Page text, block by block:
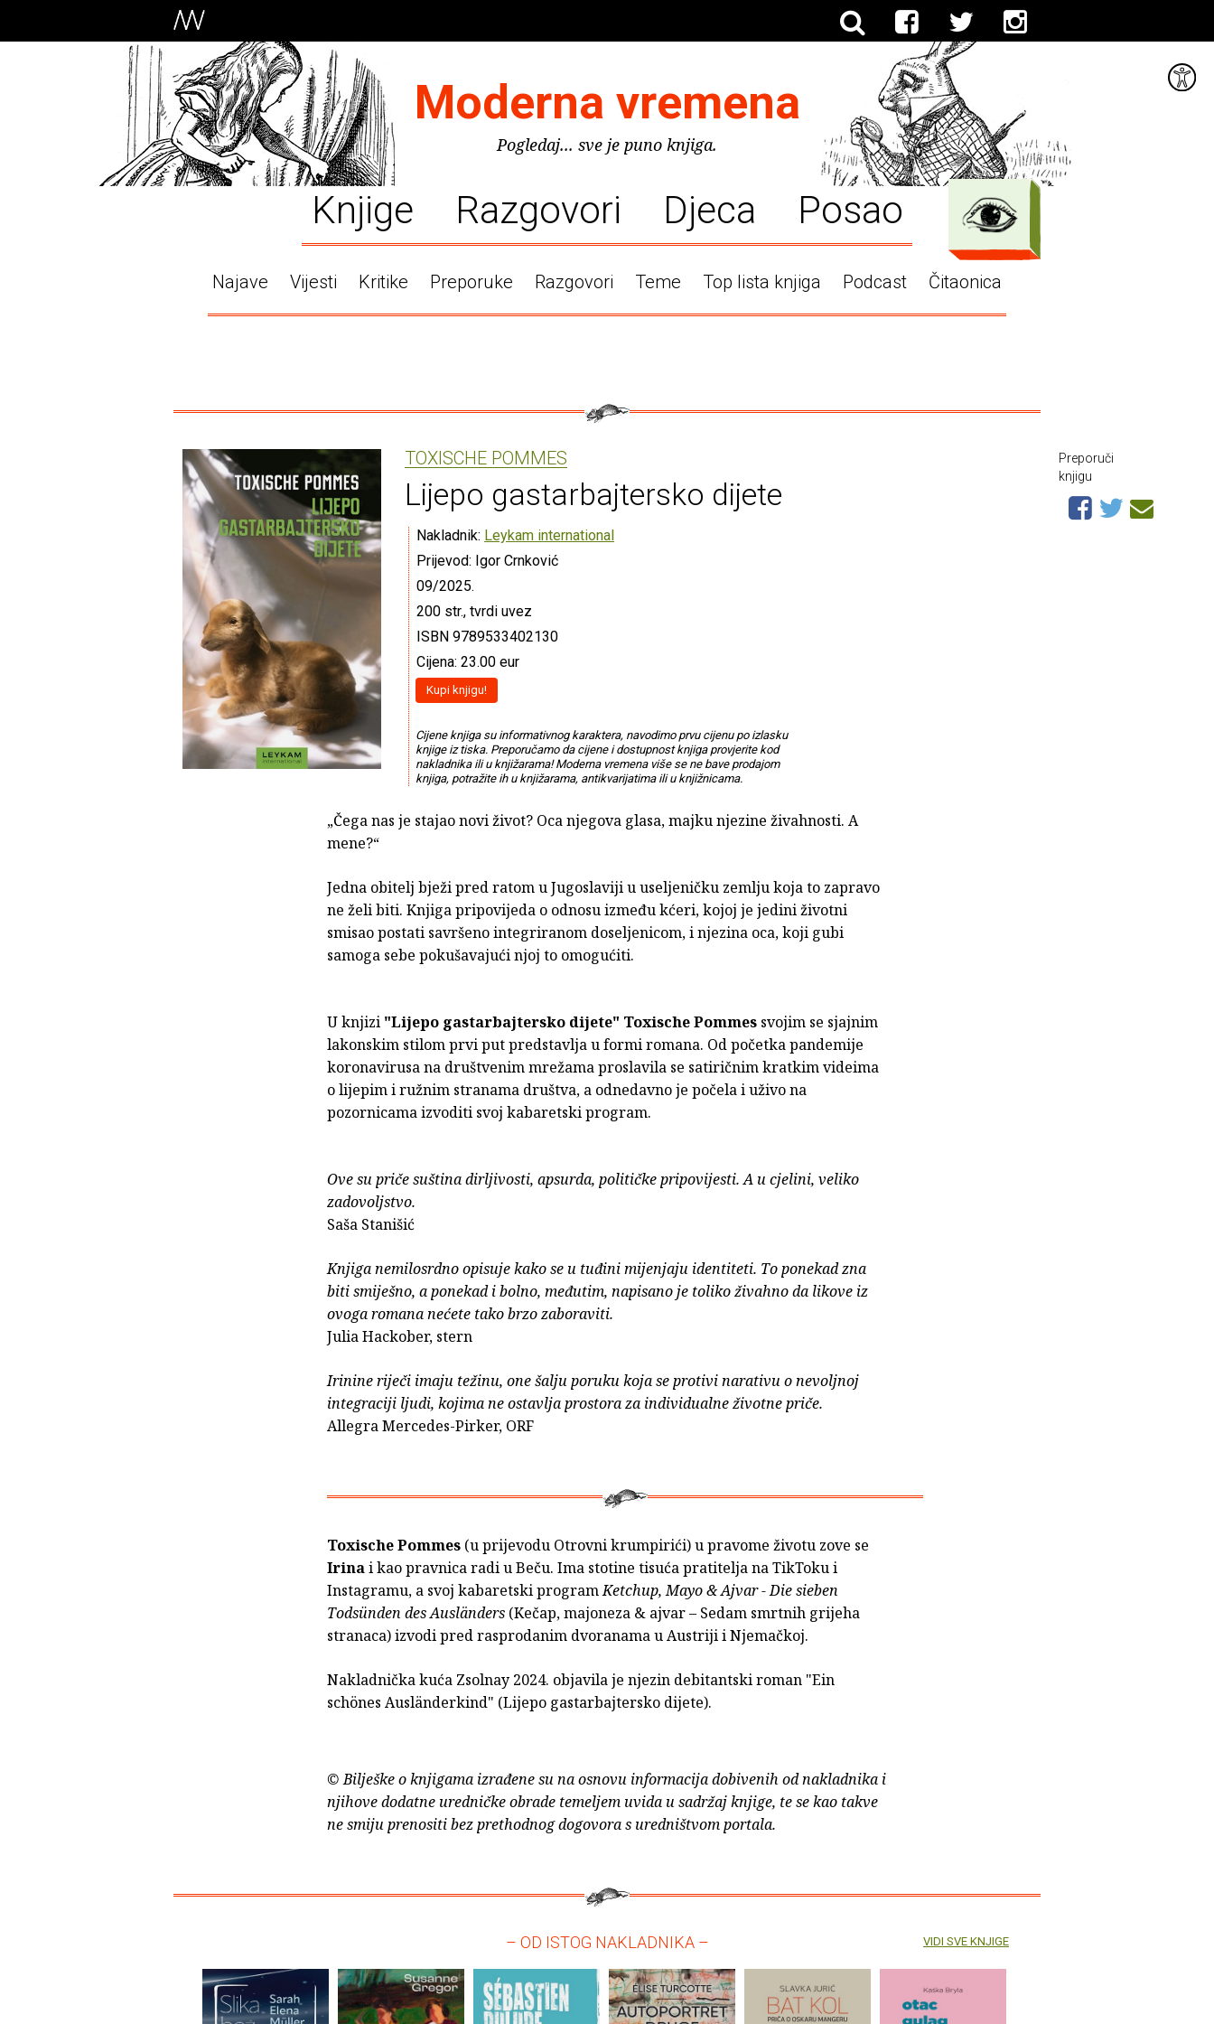
Moderna vremena
Pogledaj... sve je puno knjiga.
Knjige Razgovori Djeca Posao
Najave Vijesti Kritike Preporuke Razgovori Teme Top lista knjiga Podcast Čitaonica
TOXISCHE POMMES
Lijepo gastarbajtersko dijete
Nakladnik: Leykam international
Prijevod: Igor Crnković
09/2025.
200 str., tvrdi uvez
ISBN 9789533402130
Cijena: 23.00 eur
Kupi knjigu!
Cijene knjiga su informativnog karaktera, navodimo prvu cijenu po izlasku
knjige iz tiska. Preporučamo da cijene i dostupnost knjiga provjerite kod
nakladnika ili u knjižarama! Moderna vremena više se ne bave prodajom
knjiga, potražite ih u knjižarama, antikvarijatima ili u knjižnicama.
„Čega nas je stajao novi život? Oca njegova glasa, majku njezine živahnosti. A
mene?“
Jedna obitelj bježi pred ratom u Jugoslaviji u useljeničku zemlju koja to zapravo
ne želi biti. Knjiga pripovijeda o odnosu između kćeri, kojoj je jedini životni
smisao postati savršeno integriranom doseljenicom, i njezina oca, koji gubi
samoga sebe pokušavajući njoj to omogućiti.
U knjizi "Lijepo gastarbajtersko dijete" Toxische Pommes svojim se sjajnim
lakonskim stilom prvi put predstavlja u formi romana. Od početka pandemije
koronavirusa na društvenim mrežama proslavila se satiričnim kratkim videima
o lijepim i ružnim stranama društva, a odnedavno je počela i uživo na
pozornicama izvoditi svoj kabaretski program.
Ove su priče suština dirljivosti, apsurda, političke pripovijesti. A u cjelini, veliko
zadovoljstvo.
Saša Stanišić
Knjiga nemilosrdno opisuje kako se u tuđini mijenjaju identiteti. To ponekad zna
biti smiješno, a ponekad i bolno, međutim, napisano je toliko živahno da likove iz
ovoga romana nećete tako brzo zaboraviti.
Julia Hackober, stern
Irinine riječi imaju težinu, one šalju poruku koja se protivi narativu o nevoljnoj
integraciji ljudi, kojima ne ostavlja prostora za individualne životne priče.
Allegra Mercedes-Pirker, ORF
Toxische Pommes (u prijevodu Otrovni krumpirići) u pravome životu zove se
Irinai kao pravnica radi u Beču. Ima stotine tisuća pratitelja na TikToku i
Instagramu, a svoj kabaretski programKetchup, Mayo & Ajvar - Die sieben
Todsünden des Ausländers (Kečap, majoneza & ajvar – Sedam smrtnih grijeha
stranaca) izvodi pred rasprodanim dvoranama u Austriji i Njemačkoj.
Nakladnička kuća Zsolnay 2024. objavila je njezin debitantski roman "Ein
schönes Ausländerkind" (Lijepo gastarbajtersko dijete).
© Bilješke o knjigama izrađene su na osnovu informacija dobivenih od nakladnika i
njihove dodatne uredničke obrade temeljem uvida u sadržaj knjige, te se kao takve
ne smiju prenositi bez prethodnog dogovora s uredništvom portala.
Preporuči
knjigu
– OD ISTOG NAKLADNIKA – VIDI SVE KNJIGE